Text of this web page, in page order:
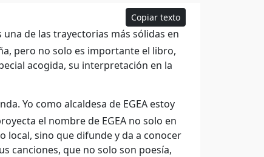
Copiar texto
de las trayectorias más sólidas en
pero no solo es importante el libro,
acogida, su interpretación en la
Yo como alcaldesa de EGEA estoy
el nombre de EGEA no solo en
sino que difunde y da a conocer
canciones, que no solo son poesía,